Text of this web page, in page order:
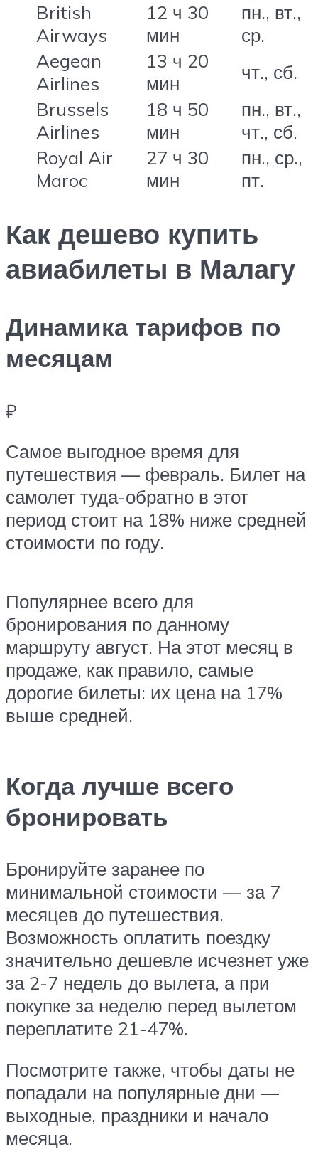
British
Airways
12 ч 30
мин
пн., вт.,
ср.
Aegean
Airlines
13 ч 20
мин
чт., сб.
Brussels
Airlines
18 ч 50
мин
пн., вт.,
чт., сб.
Royal Air
Maroc
27 ч 30
мин
пн., ср.,
пт.
Как дешево купить
авиабилеты в Малагу
Динамика тарифов по
месяцам
₽
Самое выгодное время для
путешествия — февраль. Билет на
самолет туда-обратно в этот
период стоит на 18% ниже средней
стоимости по году.
Популярнее всего для
бронирования по данному
маршруту август. На этот месяц в
продаже, как правило, самые
дорогие билеты: их цена на 17%
выше средней.
Когда лучше всего
бронировать
Бронируйте заранее по
минимальной стоимости — за 7
месяцев до путешествия.
Возможность оплатить поездку
значительно дешевле исчезнет уже
за 2-7 недель до вылета, а при
покупке за неделю перед вылетом
переплатите 21-47%.
Посмотрите также, чтобы даты не
попадали на популярные дни —
выходные, праздники и начало
месяца.